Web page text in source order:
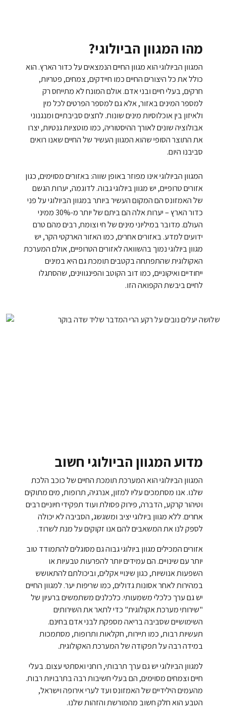
מהו המגוון הביולוגי?
המגוון הביולוגי הוא מגוון החיים הנמצאים על כדור הארץ. הוא
כולל את כל היצורים החיים כמו חיידקים, צמחים, פטריות,
חרקים, בעלי חיים ובני אדם. אולם המונח לא מתייחס רק
למספר המינים באזור, אלא גם למספר הפרטים לכל מין
ולאיזון בין אוכלוסיות מינים שונות. לחצים סביבתיים ומנגנוני
אבולוציה שונים לאורך ההיסטוריה, כמו מוטציות גנטיות, יצרו
את התוצר הסופי שהוא המגוון העשיר של החיים שאנו רואים
סביבנו היום.
המגוון הביולוגי אינו מפוזר באופן שווה: באזורים מסוימים, כגון
אזורים טרופיים, יש מגוון ביולוגי גבוה. לדוגמה, יערות הגשם
של האמזונס הם המקום העשיר ביותר במגוון הביולוגי על פני
כדור הארץ – יערות אלה הם ביתם של יותר מ-30% ממיני
העולם. מדובר במיליוני מינים של חי וצומח, רבים מהם טרם
ידועים למדע. באזורים אחרים, כמו האזור הארקטי הקר, יש
מגוון ביולוגי נמוך בהשוואה לאזורים הטרופיים, אולם המערכת
האקולוגית שהתפתחה בקטבים תומכת גם היא במינים
ייחודיים ואיקוניים, כמו דוב הקוטב והפינגווינים, שהסתגלו
לחיים ביבשת הקפואה הזו.
מדוע המגוון הביולוגי חשוב
המגוון הביולוגי הוא המערכת תומכת החיים של כוכב הלכת
שלנו. אנו מסתמכים עליו למזון, אנרגיה, תרופות, מים מתוקים
וטיהור קרקע, הדברה, פירוק פסולת ועוד תפקידי חיוניים רבים
אחרים. ללא מגוון ביולוגי יציב ומשגשג, הסביבה לא יכולה
לספק לנו את המשאבים להם אנו זקוקים על מנת לשרוד.
אזורים המכילים מגוון ביולוגי גבוה גם מסוגלים להתמודד טוב
יותר עם שינויים. הם עמידים יותר להפרעות טבעיות או
השפעות אנושיות, כגון שינויי אקלים, וביכולתם להתאושש
במהירות לאחר אסונות גדולים, כמו שריפות יער. למגוון החיים
יש גם ערך כלכלי משמעותי. כלכלנים משתמשים ברעיון של
"שירותי מערכת אקולוגית" כדי לתאר את השירותים
השימושיים שסביבה בריאה מספקת לבני אדם בחינם.
תעשיות רבות, כמו תיירות, חקלאות ותרופות, מסתמכות
במידה רבה על תפקודה של המערכת האקולוגית.
למגוון הביולוגי יש גם ערך תרבותי, רוחני ואסתטי עצום. בעלי
חיים וצמחים מסוימים, הם בעלי חשיבות רבה בתרבויות רבות.
מהעמים הילידיים של האמזונס ועד לערי אירופה וישראל,
הטבע הוא חלק חשוב מהמורשת והזהות שלנו.